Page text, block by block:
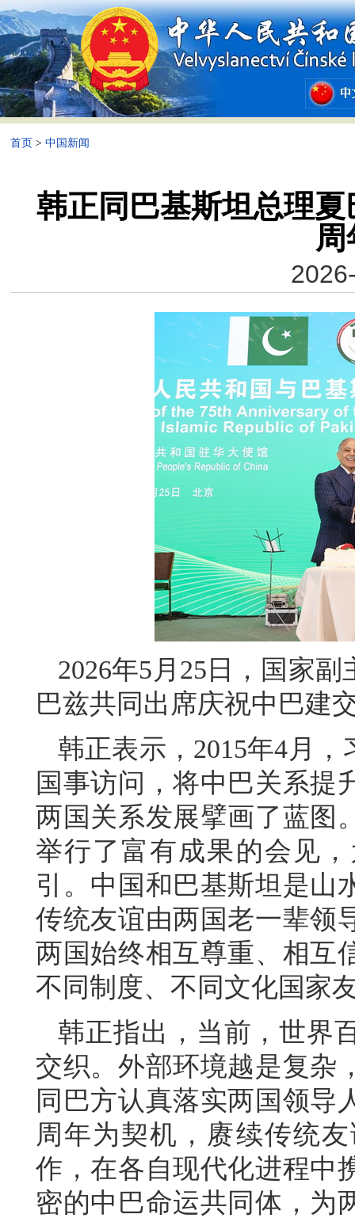
首页 > 中国新闻
韩正同巴基斯坦总理
周
2026年5月25日，国家
巴兹共同出席庆祝中巴建
韩正表示，2015年4月
国事访问，将中巴关系提
两国关系发展擘画了蓝图
举行了富有成果的会见
引。中国和巴基斯坦是山
传统友谊由两国老一辈领
两国始终相互尊重、相互
不同制度、不同文化国家
韩正指出，当前，世界
交织。外部环境越是复杂
同巴方认真落实两国领导
周年为契机，赓续传统
作，在各自现代化进程中
密的中巴命运共同体，为